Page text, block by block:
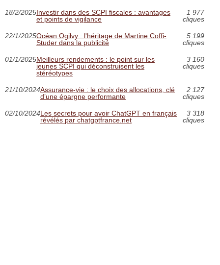
18/2/2025Investir dans des SCPI fiscales : avantages
et points de vigilance
1 977
cliques
22/1/2025Océan Ogilvy : l'héritage de Martine Coffi-
Studer dans la publicité
5 199
cliques
01/1/2025Meilleurs rendements : le point sur les
jeunes SCPI qui déconstruisent les
stéréotypes
3 160
cliques
21/10/2024Assurance-vie : le choix des allocations, clé
d’une épargne performante
2 127
cliques
02/10/2024Les secrets pour avoir ChatGPT en français
révélés par chatgptfrance.net
3 318
cliques